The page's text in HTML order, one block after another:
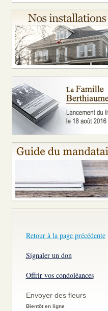
Retour à la page précédente
Signaler un don
Offrir vos condoléances
Envoyer des fleurs
Bientôt en ligne